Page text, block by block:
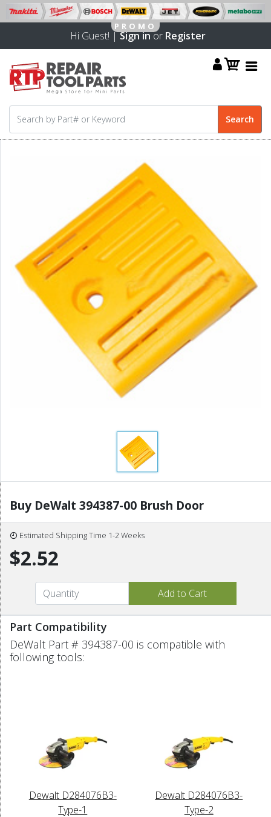
Hi Guest! |Sign inor Register
Buy DeWalt 394387-00 Brush Door
Estimated Shipping Time 1-2 Weeks
$2.52
Part Compatibility
DeWalt Part # 394387-00 is compatible with
following tools:
Dewalt D284076B3-
Type-1
Dewalt D284076B3-
Type-2